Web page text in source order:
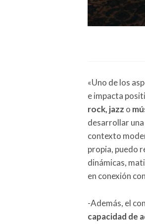
«Uno de los
e impacta
rock, jazz o
desarrollar una
contexto
propia, puedo
dinámicas,
en conexión
-Además, el
capacidad de